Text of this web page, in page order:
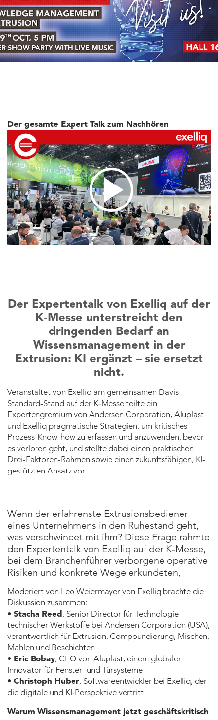
Der gesamte Expert Talk zum Nachhören
Der Expertentalk von Exelliq auf der
K‑Messe unterstreicht den
dringenden Bedarf an
Wissensmanagement in der
Extrusion: KI ergänzt – sie ersetzt
nicht.
Veranstaltet von Exelliq am gemeinsamen Davis-
Standard-Stand auf der K‑Messe teilte ein
Expertengremium von Andersen Corporation, Aluplast
und Exelliq pragmatische Strategien, um kritisches
Prozess-Know-how zu erfassen und anzuwenden, bevor
es verloren geht, und stellte dabei einen praktischen
Drei-Faktoren-Rahmen sowie einen zukunftsfähigen, KI-
gestützten Ansatz vor.
Wenn der erfahrenste Extrusionsbediener
eines Unternehmens in den Ruhestand geht,
was verschwindet mit ihm? Diese Frage rahmte
den Expertentalk von Exelliq auf der K‑Messe,
bei dem Branchenführer verborgene operative
Risiken und konkrete Wege erkundeten,
Moderiert von Leo Weiermayer von Exelliq brachte die
Diskussion zusammen:
• Stacha Reed , Senior Director für Technologie
technischer Werkstoffe bei Andersen Corporation (USA),
verantwortlich für Extrusion, Compoundierung, Mischen,
Mahlen und Beschichten
• Eric Bobay, CEO von Aluplast, einem globalen
Innovator für Fenster- und Türsysteme
• Christoph Huber, Softwareentwickler bei Exelliq, der
die digitale und KI‑Perspektive vertritt
Warum Wissensmanagement jetzt geschäftskritisch